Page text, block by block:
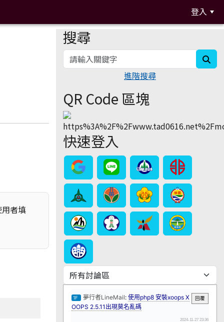
登入
者填
:::
搜尋
進階搜尋
QR Code 區塊
快速登入